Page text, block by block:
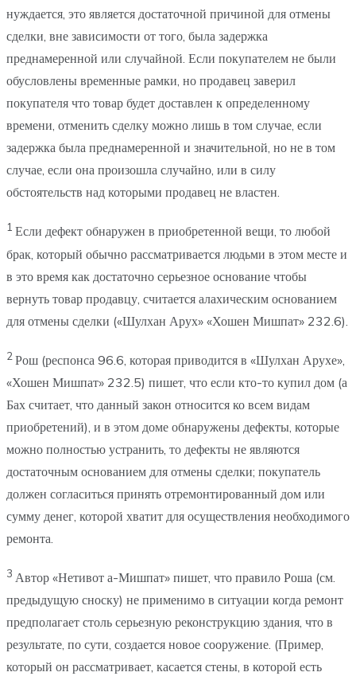
нуждается, это является достаточной причиной для отмены
сделки, вне зависимости от того, была задержка
преднамеренной или случайной. Если покупателем не были
обусловлены временные рамки, но продавец заверил
покупателя что товар будет доставлен к определенному
времени, отменить сделку можно лишь в том случае, если
задержка была преднамеренной и значительной, но не в том
случае, если она произошла случайно, или в силу
обстоятельств над которыми продавец не властен.
1 Если дефект обнаружен в приобретенной вещи, то любой
брак, который обычно рассматривается людьми в этом месте и
в это время как достаточно серьезное основание чтобы
вернуть товар продавцу, считается алахическим основанием
для отмены сделки («Шулхан Арух» «Хошен Мишпат» 232.6).
2 Рош (респонса 96.6, которая приводится в «Шулхан Арухе»,
«Хошен Мишпат» 232.5) пишет, что если кто-то купил дом (а
Бах считает, что данный закон относится ко всем видам
приобретений), и в этом доме обнаружены дефекты, которые
можно полностью устранить, то дефекты не являются
достаточным основанием для отмены сделки; покупатель
должен согласиться принять отремонтированный дом или
сумму денег, которой хватит для осуществления необходимого
ремонта.
3 Автор «Нетивот а-Мишпат» пишет, что правило Роша (см.
предыдущую сноску) не применимо в ситуации когда ремонт
предполагает столь серьезную реконструкцию здания, что в
результате, по сути, создается новое сооружение. (Пример,
который он рассматривает, касается стены, в которой есть